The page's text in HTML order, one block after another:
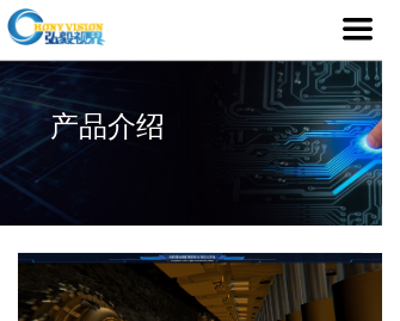
끀
首页
产品介绍
行业应用
媒体中心
客户案例
产品介绍